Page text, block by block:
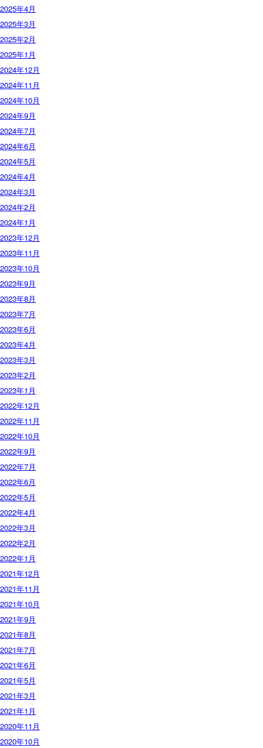
2025年4月
2025年3月
2025年2月
2025年1月
2024年12月
2024年11月
2024年10月
2024年9月
2024年7月
2024年6月
2024年5月
2024年4月
2024年3月
2024年2月
2024年1月
2023年12月
2023年11月
2023年10月
2023年9月
2023年8月
2023年7月
2023年6月
2023年4月
2023年3月
2023年2月
2023年1月
2022年12月
2022年11月
2022年10月
2022年9月
2022年7月
2022年6月
2022年5月
2022年4月
2022年3月
2022年2月
2022年1月
2021年12月
2021年11月
2021年10月
2021年9月
2021年8月
2021年7月
2021年6月
2021年5月
2021年3月
2021年1月
2020年11月
2020年10月